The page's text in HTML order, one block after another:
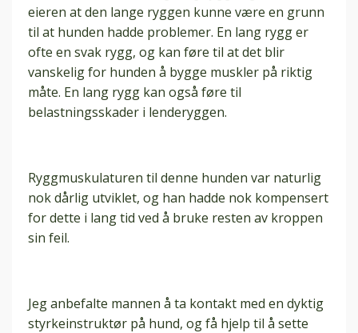
eieren at den lange ryggen kunne være en grunn
til at hunden hadde problemer. En lang rygg er
ofte en svak rygg, og kan føre til at det blir
vanskelig for hunden å bygge muskler på riktig
måte. En lang rygg kan også føre til
belastningsskader i lenderyggen.
Ryggmuskulaturen til denne hunden var naturlig
nok dårlig utviklet, og han hadde nok kompensert
for dette i lang tid ved å bruke resten av kroppen
sin feil.
Jeg anbefalte mannen å ta kontakt med en dyktig
styrkeinstruktør på hund, og få hjelp til å sette